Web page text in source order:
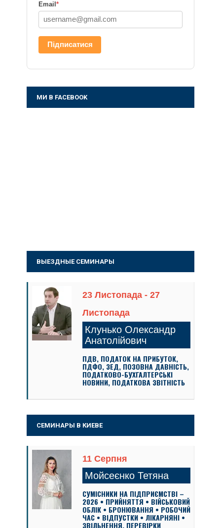
Email *
Підписатися
МИ В FACEBOOK
ВЫЕЗДНЫЕ СЕМИНАРЫ
23 Листопада - 27
Листопада
Клунько Олександр
Анатолійович
ПДВ, ПОДАТОК НА ПРИБУТОК,
ПДФО, ЗЕД, ПОЗОВНА ДАВНІСТЬ,
ПОДАТКОВО-БУХГАЛТЕРСЬКІ
НОВИНИ, ПОДАТКОВА ЗВІТНІСТЬ
СЕМИНАРЫ В КИЕВЕ
11 Серпня
Мойсеєнко Тетяна
СУМІСНИКИ НА ПІДПРИЄМСТВІ –
2026 • ПРИЙНЯТТЯ • ВІЙСЬКОВИЙ
ОБЛІК • БРОНЮВАННЯ • РОБОЧИЙ
ЧАС • ВІДПУСТКИ • ЛІКАРНЯНІ •
ЗВІЛЬНЕННЯ. ПЕРЕВІРКИ